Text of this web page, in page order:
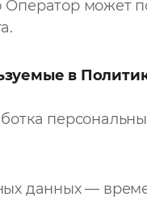
может
в
данных —